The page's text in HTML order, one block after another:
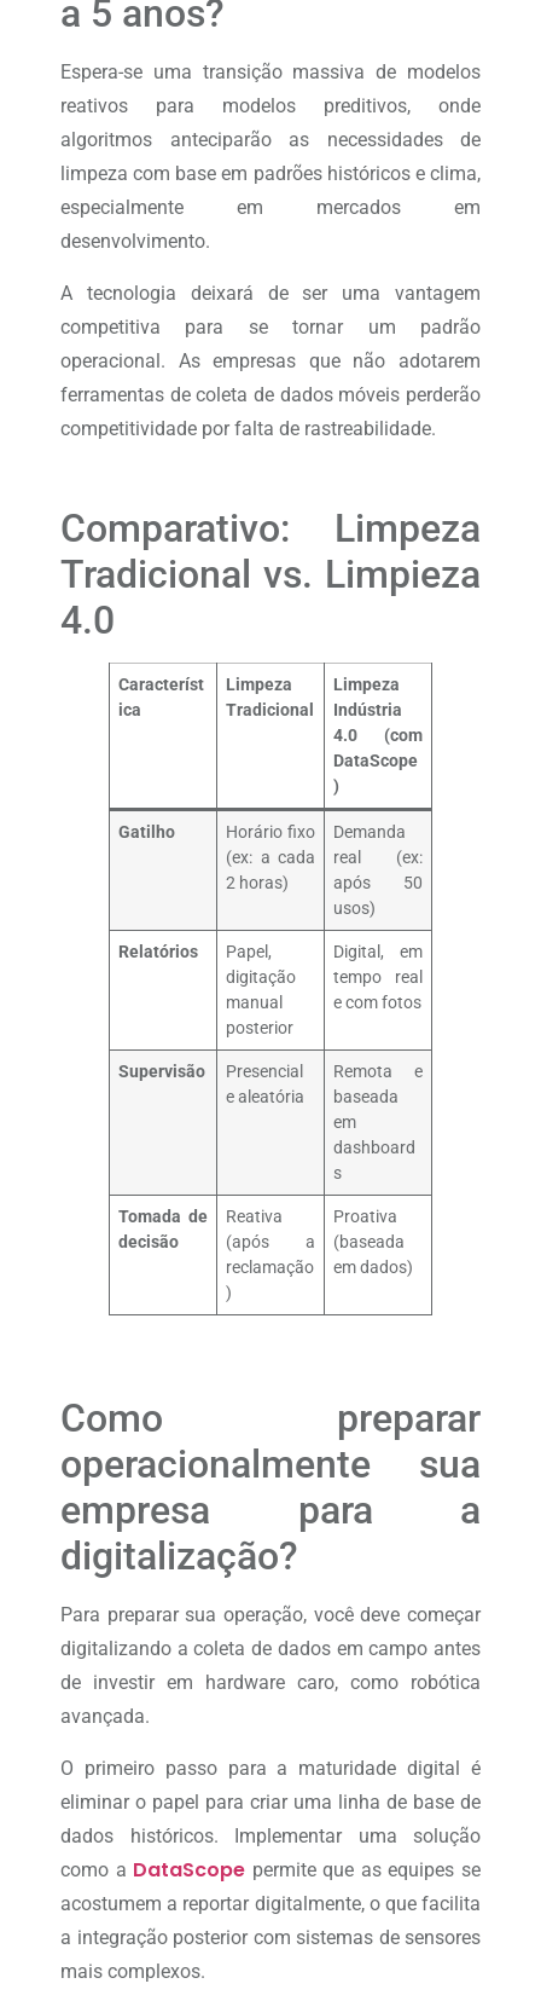
a 5 anos?
Espera-se uma transição massiva de modelos
reativos para modelos preditivos, onde
algoritmos anteciparão as necessidades de
limpeza com base em padrões históricos e clima,
especialmente em mercados em
desenvolvimento.
A tecnologia deixará de ser uma vantagem
competitiva para se tornar um padrão
operacional. As empresas que não adotarem
ferramentas de coleta de dados móveis perderão
competitividade por falta de rastreabilidade.
Comparativo: Limpeza
Tradicional vs. Limpieza
4.0
Característ
ica
Limpeza
Tradicional
Limpeza
Indústria
4.0 (com
DataScope
)
Gatilho
Horário fixo
(ex: a cada
2 horas)
Demanda
real (ex:
após 50
usos)
Relatórios
Papel,
digitação
manual
posterior
Digital, em
tempo real
e com fotos
Supervisão
Presencial
e aleatória
Remota e
baseada
em
dashboard
s
Tomada de
decisão
Reativa
(após a
reclamação
)
Proativa
(baseada
em dados)
Como preparar
operacionalmente sua
empresa para a
digitalização?
Para preparar sua operação, você deve começar
digitalizando a coleta de dados em campo antes
de investir em hardware caro, como robótica
avançada.
O primeiro passo para a maturidade digital é
eliminar o papel para criar uma linha de base de
dados históricos. Implementar uma solução
como a DataScope permite que as equipes se
acostumem a reportar digitalmente, o que facilita
a integração posterior com sistemas de sensores
mais complexos.